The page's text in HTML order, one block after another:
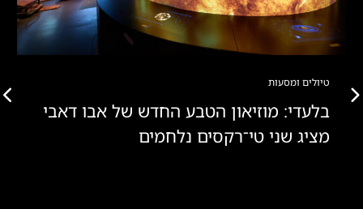
טיולים ומסעות
בלעדי: מוזיאון הטבע החדש של אבו דאבי
מציג שני טי־רקסים נלחמים